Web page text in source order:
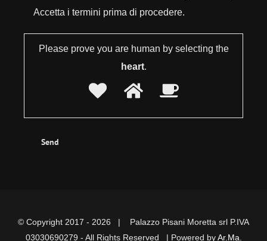
Accetta i termini prima di procedere.
Please prove you are human by selecting the
heart.
© Copyright 2017 - 2026 | Palazzo Pisani Moretta srl P.IVA
03030690279 - All Rights Reserved | Powered byAr.Ma.